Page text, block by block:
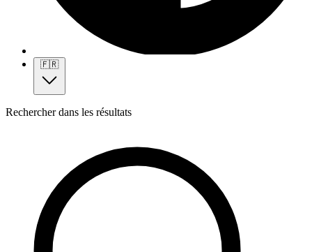
🇫🇷
Rechercher dans les résultats